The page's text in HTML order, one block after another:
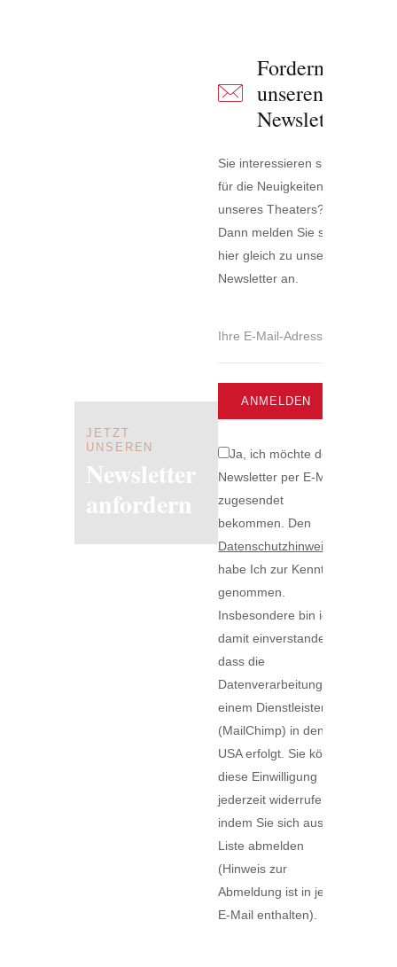
JETZT
UNSEREN
Newsletter
anfordern
Fordern Sie
unseren
Newsletter an
Sie interessieren sich
für die Neuigkeiten
unseres Theaters?
Dann melden Sie sich
hier gleich zu unserem
Newsletter an.
Ja, ich möchte den
Newsletter per E-Mail
zugesendet
bekommen. Den
Datenschutzhinweis
habe Ich zur Kenntnis
genommen.
Insbesondere bin ich
damit einverstanden,
dass die
Datenverarbeitung bei
einem Dienstleister
(MailChimp) in den
USA erfolgt. Sie können
diese Einwilligung
jederzeit widerrufen,
indem Sie sich aus der
Liste abmelden
(Hinweis zur
Abmeldung ist in jeder
E-Mail enthalten).